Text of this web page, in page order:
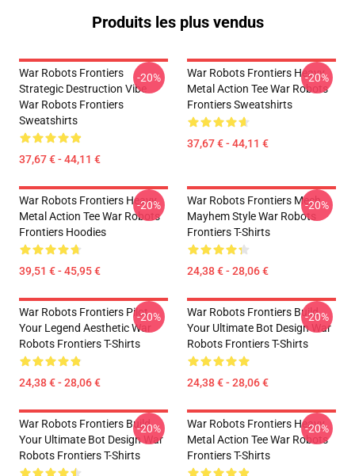
Produits les plus vendus
War Robots Frontiers
Strategic Destruction Vibe
War Robots Frontiers
Sweatshirts
37,67 € - 44,11 €
-20%
War Robots Frontiers Heavy
Metal Action Tee War Robots
Frontiers Sweatshirts
37,67 € - 44,11 €
-20%
War Robots Frontiers Heavy
Metal Action Tee War Robots
Frontiers Hoodies
39,51 € - 45,95 €
-20%
War Robots Frontiers Mech
Mayhem Style War Robots
Frontiers T-Shirts
24,38 € - 28,06 €
-20%
War Robots Frontiers Pilot
Your Legend Aesthetic War
Robots Frontiers T-Shirts
24,38 € - 28,06 €
-20%
War Robots Frontiers Build
Your Ultimate Bot Design War
Robots Frontiers T-Shirts
24,38 € - 28,06 €
-20%
War Robots Frontiers Build
Your Ultimate Bot Design War
Robots Frontiers T-Shirts
-20%
War Robots Frontiers Heavy
Metal Action Tee War Robots
Frontiers T-Shirts
-20%